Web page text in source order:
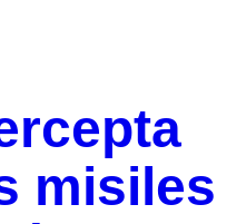
misiles